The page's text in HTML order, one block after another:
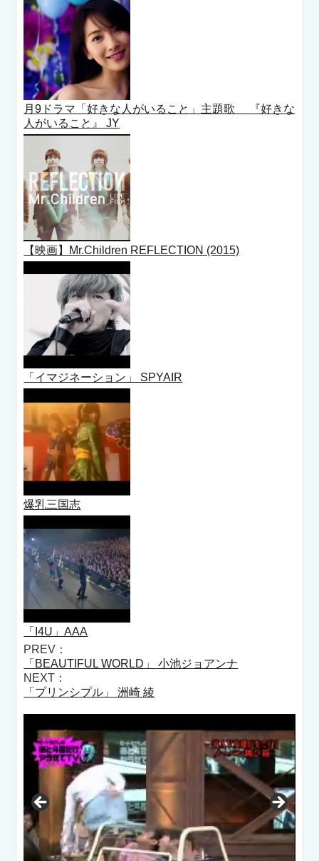
月9ドラマ「好きな人がいること」主題歌 『好きな
人がいること』 JY
【映画】Mr.Children REFLECTION (2015)
「イマジネーション」 SPYAIR
爆乳三国志
「I4U」AAA
PREV：
「BEAUTIFUL WORLD」 小池ジョアンナ
NEXT：
「プリンシプル」 洲崎 綾